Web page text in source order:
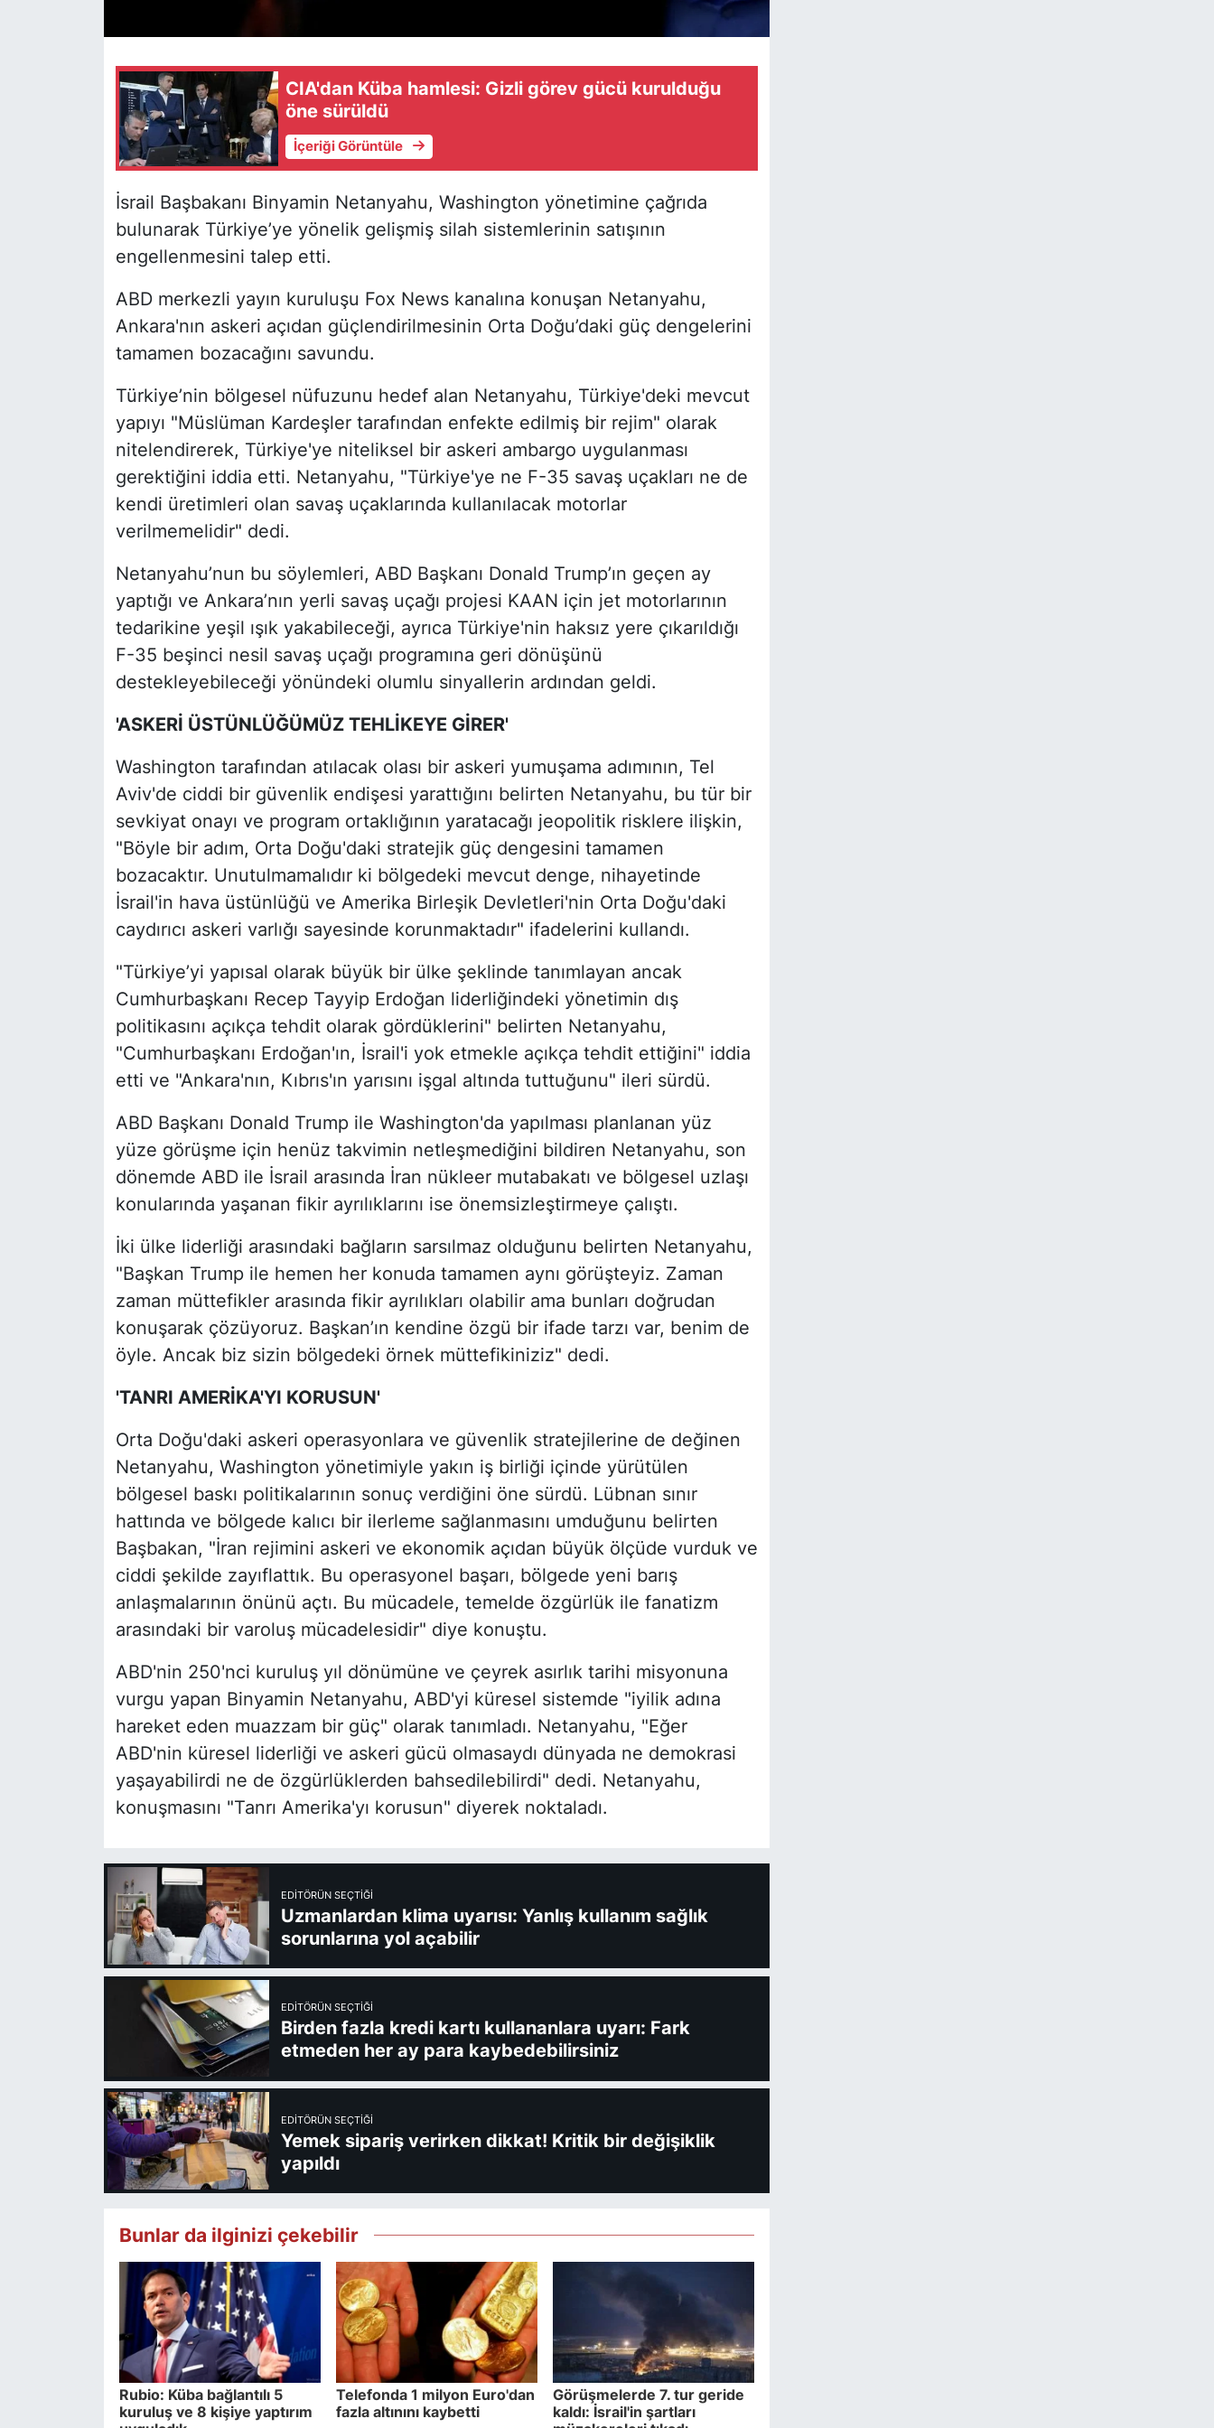
CIA'dan Küba hamlesi: Gizli görev gücü kurulduğu
öne sürüldü
İçeriği Görüntüle
İsrail Başbakanı Binyamin Netanyahu, Washington yönetimine çağrıda
bulunarak Türkiye’ye yönelik gelişmiş silah sistemlerinin satışının
engellenmesini talep etti.
ABD merkezli yayın kuruluşu Fox News kanalına konuşan Netanyahu,
Ankara'nın askeri açıdan güçlendirilmesinin Orta Doğu’daki güç dengelerini
tamamen bozacağını savundu.
Türkiye’nin bölgesel nüfuzunu hedef alan Netanyahu, Türkiye'deki mevcut
yapıyı "Müslüman Kardeşler tarafından enfekte edilmiş bir rejim" olarak
nitelendirerek, Türkiye'ye niteliksel bir askeri ambargo uygulanması
gerektiğini iddia etti. Netanyahu, "Türkiye'ye ne F-35 savaş uçakları ne de
kendi üretimleri olan savaş uçaklarında kullanılacak motorlar
verilmemelidir" dedi.
Netanyahu’nun bu söylemleri, ABD Başkanı Donald Trump’ın geçen ay
yaptığı ve Ankara’nın yerli savaş uçağı projesi KAAN için jet motorlarının
tedarikine yeşil ışık yakabileceği, ayrıca Türkiye'nin haksız yere çıkarıldığı
F-35 beşinci nesil savaş uçağı programına geri dönüşünü
destekleyebileceği yönündeki olumlu sinyallerin ardından geldi.
'ASKERİ ÜSTÜNLÜĞÜMÜZ TEHLİKEYE GİRER'
Washington tarafından atılacak olası bir askeri yumuşama adımının, Tel
Aviv'de ciddi bir güvenlik endişesi yarattığını belirten Netanyahu, bu tür bir
sevkiyat onayı ve program ortaklığının yaratacağı jeopolitik risklere ilişkin,
"Böyle bir adım, Orta Doğu'daki stratejik güç dengesini tamamen
bozacaktır. Unutulmamalıdır ki bölgedeki mevcut denge, nihayetinde
İsrail'in hava üstünlüğü ve Amerika Birleşik Devletleri'nin Orta Doğu'daki
caydırıcı askeri varlığı sayesinde korunmaktadır" ifadelerini kullandı.
"Türkiye’yi yapısal olarak büyük bir ülke şeklinde tanımlayan ancak
Cumhurbaşkanı Recep Tayyip Erdoğan liderliğindeki yönetimin dış
politikasını açıkça tehdit olarak gördüklerini" belirten Netanyahu,
"Cumhurbaşkanı Erdoğan'ın, İsrail'i yok etmekle açıkça tehdit ettiğini" iddia
etti ve "Ankara'nın, Kıbrıs'ın yarısını işgal altında tuttuğunu" ileri sürdü.
ABD Başkanı Donald Trump ile Washington'da yapılması planlanan yüz
yüze görüşme için henüz takvimin netleşmediğini bildiren Netanyahu, son
dönemde ABD ile İsrail arasında İran nükleer mutabakatı ve bölgesel uzlaşı
konularında yaşanan fikir ayrılıklarını ise önemsizleştirmeye çalıştı.
İki ülke liderliği arasındaki bağların sarsılmaz olduğunu belirten Netanyahu,
"Başkan Trump ile hemen her konuda tamamen aynı görüşteyiz. Zaman
zaman müttefikler arasında fikir ayrılıkları olabilir ama bunları doğrudan
konuşarak çözüyoruz. Başkan’ın kendine özgü bir ifade tarzı var, benim de
öyle. Ancak biz sizin bölgedeki örnek müttefikiniziz" dedi.
'TANRI AMERİKA'YI KORUSUN'
Orta Doğu'daki askeri operasyonlara ve güvenlik stratejilerine de değinen
Netanyahu, Washington yönetimiyle yakın iş birliği içinde yürütülen
bölgesel baskı politikalarının sonuç verdiğini öne sürdü. Lübnan sınır
hattında ve bölgede kalıcı bir ilerleme sağlanmasını umduğunu belirten
Başbakan, "İran rejimini askeri ve ekonomik açıdan büyük ölçüde vurduk ve
ciddi şekilde zayıflattık. Bu operasyonel başarı, bölgede yeni barış
anlaşmalarının önünü açtı. Bu mücadele, temelde özgürlük ile fanatizm
arasındaki bir varoluş mücadelesidir" diye konuştu.
ABD'nin 250'nci kuruluş yıl dönümüne ve çeyrek asırlık tarihi misyonuna
vurgu yapan Binyamin Netanyahu, ABD'yi küresel sistemde "iyilik adına
hareket eden muazzam bir güç" olarak tanımladı. Netanyahu, "Eğer
ABD'nin küresel liderliği ve askeri gücü olmasaydı dünyada ne demokrasi
yaşayabilirdi ne de özgürlüklerden bahsedilebilirdi" dedi. Netanyahu,
konuşmasını "Tanrı Amerika'yı korusun" diyerek noktaladı.
EDITÖRÜN SEÇTIĞI
Uzmanlardan klima uyarısı: Yanlış kullanım sağlık
sorunlarına yol açabilir
EDITÖRÜN SEÇTIĞI
Birden fazla kredi kartı kullananlara uyarı: Fark
etmeden her ay para kaybedebilirsiniz
EDITÖRÜN SEÇTIĞI
Yemek sipariş verirken dikkat! Kritik bir değişiklik
yapıldı
Bunlar da ilginizi çekebilir
Rubio: Küba bağlantılı 5
kuruluş ve 8 kişiye yaptırım
Telefonda 1 milyon Euro'dan
fazla altınını kaybetti
Görüşmelerde 7. tur geride
kaldı: İsrail'in şartları